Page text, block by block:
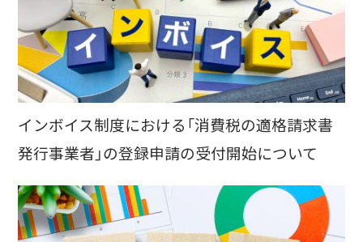
インボイス制度における「消費税の適格請求書
発行事業者」の登録申請の受付開始について